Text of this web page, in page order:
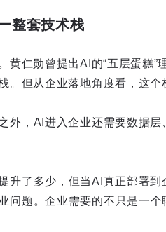
整套技术栈
黄仁勋曾提出AI的“五层蛋糕”
。但从企业落地角度看，这个
外，AI进入企业还需要数据
升了多少，但当AI真正部署
问题。企业需要的不只是一